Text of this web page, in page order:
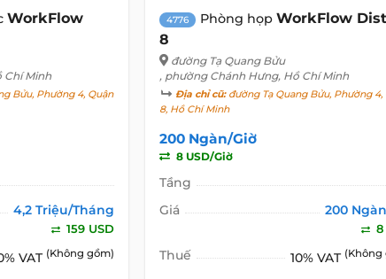
WorkFlow
Chí Minh
Bửu, Phường 4, Quận
4,2 Triệu/Tháng
159 USD
VAT (Không gồm)
4776 Phòng họpWorkFlow
8
đường Tạ Quang Bửu
, phường Chánh Hưng, Hồ Chí Minh
Địa chỉ cũ:đường Tạ Quang Bửu, Phường 4,
8, Hồ Chí Minh
200 Ngàn/Giờ
8 USD/Giờ
Tầng
Giá
200
8
Thuế 10% VAT (Không